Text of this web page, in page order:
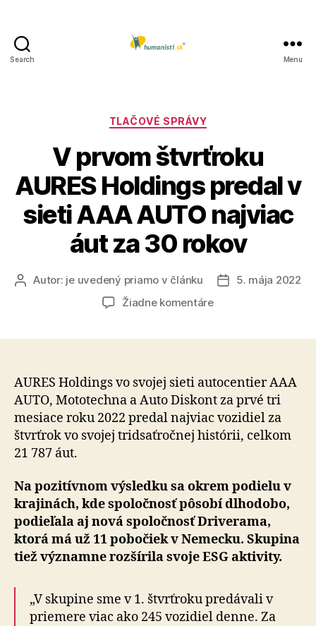
Search Menu
Kategórie
TLAČOVÉ SPRÁVY
V prvom štvrťroku
AURES Holdings predal v
sieti AAA AUTO najviac
áut za 30 rokov
AutorAutor: je uvedený priamo v článku
Dátum
5. mája 2022
Žiadne komentárena
Holdings
predal
sieti
AAA
áut
za
30
rokov
AURES Holdings vo svojej sieti autocentier AAA
AUTO, Mototechna a Auto Diskont za prvé tri
mesiace roku 2022 predal najviac vozidiel za
štvrťrok vo svojej tridsaťročnej histórii, celkom
21 787 áut.
Na pozitívnom výsledku sa okrem podielu v
krajinách, kde spoločnosť pôsobí dlhodobo,
podieľala aj nová spoločnosť Driverama,
ktorá má už 11 pobočiek v Nemecku. Skupina
tiež významne rozšírila svoje ESG aktivity.
„V skupine sme v 1. štvrťroku predávali v
priemere viac ako 245 vozidiel denne. Za